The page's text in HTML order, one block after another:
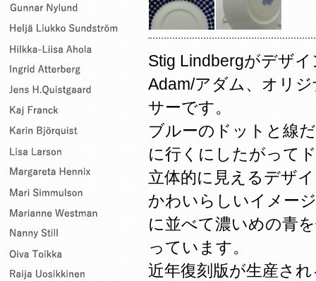
Stig Lindbergがデザ
Adam/アダム、オリ
サーです。
ブルーのドットと線
に行くにしたがって
立体的に見えるデザ
かわいらしいイメー
に並べて濃いめの青
っています。
近年復刻版が生産さ